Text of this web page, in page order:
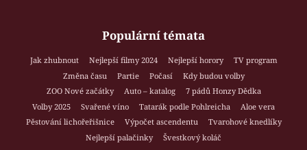
Populární témata
Jak zhubnout Nejlepší filmy 2024 Nejlepší horory
TV program
Změna času
Partie Počasí
Kdy budou volby
ZOO Nové začátky
Auto – katalog
7 pádů Honzy Dědka
Volby 2025
Svařené víno Tatarák podle Pohlreicha
Aloe vera
Pěstování lichořeřišnice
Výpočet ascendentu
Tvarohové knedlíky
Nejlepší palačinky
Švestkový koláč